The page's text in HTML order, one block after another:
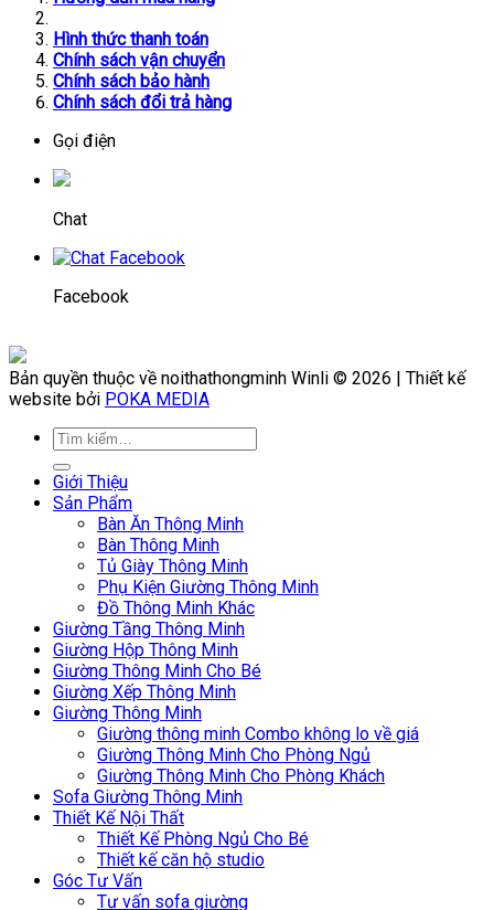
Hình thức thanh toán
Chính sách vận chuyển
Chính sách bảo hành
Chính sách đổi trả hàng
Gọi điện
Chat
Facebook
Bản quyền thuộc về noithathongminh Winli © 2026 | Thiết kế
website bởi POKA MEDIA
Giới Thiệu
Sản Phẩm
Bàn Ăn Thông Minh
Bàn Thông Minh
Tủ Giày Thông Minh
Phụ Kiện Giường Thông Minh
Đồ Thông Minh Khác
Giường Tầng Thông Minh
Giường Hộp Thông Minh
Giường Thông Minh Cho Bé
Giường Xếp Thông Minh
Giường Thông Minh
Giường thông minh Combo không lo về giá
Giường Thông Minh Cho Phòng Ngủ
Giường Thông Minh Cho Phòng Khách
Sofa Giường Thông Minh
Thiết Kế Nội Thất
Thiết Kế Phòng Ngủ Cho Bé
Thiết kế căn hộ studio
Góc Tư Vấn
Tư vấn sofa giường